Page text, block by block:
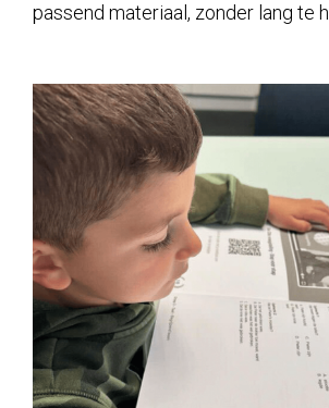
passend materiaal, zonder lang te